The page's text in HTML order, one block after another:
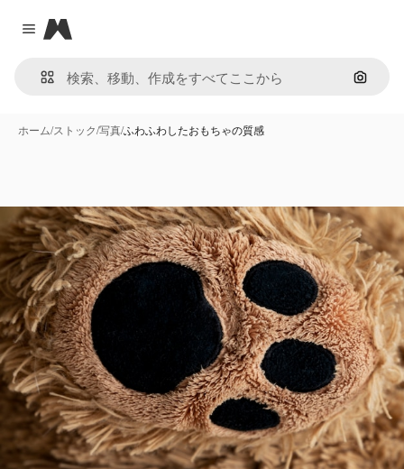
Close menu
Magnific
画像で
ホーム/ストック/写真/ふわふわしたおもちゃの質感